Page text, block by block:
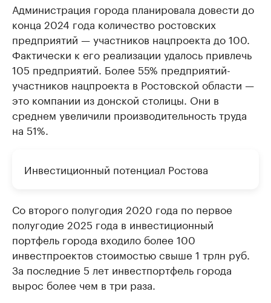
Администрация города планировала довести до
конца 2024 года количество ростовских
предприятий — участников нацпроекта до 100.
Фактически к его реализации удалось привлечь
105 предприятий. Более 55% предприятий-
участников нацпроекта в Ростовской области —
это компании из донской столицы. Они в
среднем увеличили производительность труда
на 51%.
Инвестиционный потенциал Ростова
Со второго полугодия 2020 года по первое
полугодие 2025 года в инвестиционный
портфель города входило более 100
инвестпроектов стоимостью свыше 1 трлн руб.
За последние 5 лет инвестпортфель города
вырос более чем в три раза.